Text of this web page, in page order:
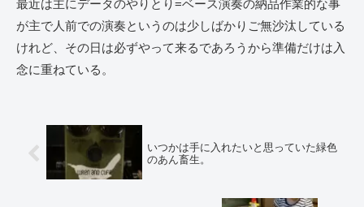
最近は主にデータのやりとり=ベース演奏の納品作業的な事
が主で人前での演奏というのは少しばかりご無沙汰している
けれど、その日は必ずやって来るであろうから準備だけは入
念に重ねている。
いつかは手に入れたいと思っていた緑色
のあん畜生。